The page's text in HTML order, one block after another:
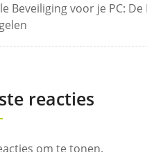
Beveiliging voor je PC: De
reacties
om te tonen.